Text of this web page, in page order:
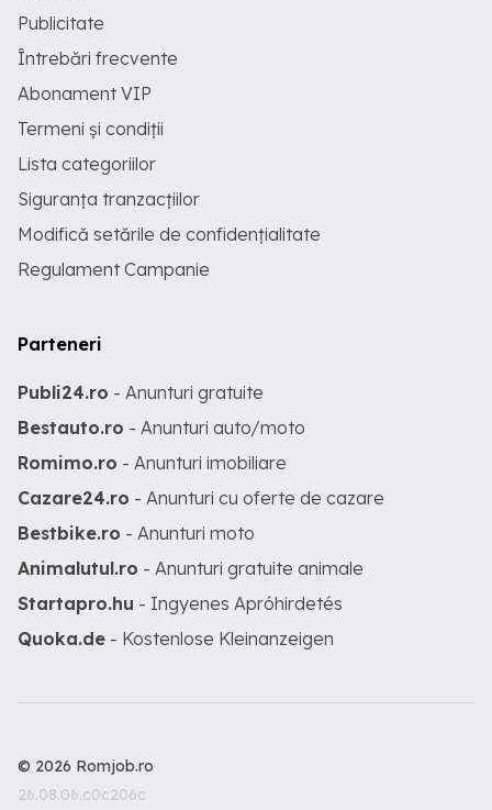
Publicitate
Întrebări frecvente
Abonament VIP
Termeni și condiții
Lista categoriilor
Siguranța tranzacțiilor
Modifică setările de confidențialitate
Regulament Campanie
Parteneri
Publi24.ro - Anunturi gratuite
Bestauto.ro - Anunturi auto/moto
Romimo.ro - Anunturi imobiliare
Cazare24.ro - Anunturi cu oferte de cazare
Bestbike.ro - Anunturi moto
Animalutul.ro - Anunturi gratuite animale
Startapro.hu - Ingyenes Apróhirdetés
Quoka.de - Kostenlose Kleinanzeigen
© 2026 Romjob.ro
26.08.06.c0c206c